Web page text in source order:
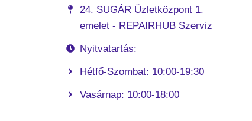
24. SUGÁR Üzletközpont 1.
emelet - REPAIRHUB Szerviz
Nyitvatartás:
Hétfő-Szombat: 10:00-19:30
Vasárnap: 10:00-18:00